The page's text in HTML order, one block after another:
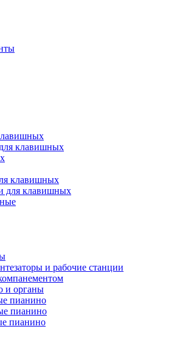
клавишных
клавишных
для клавишных
и рабочие станции
и органы
пианино
пианино
пианино